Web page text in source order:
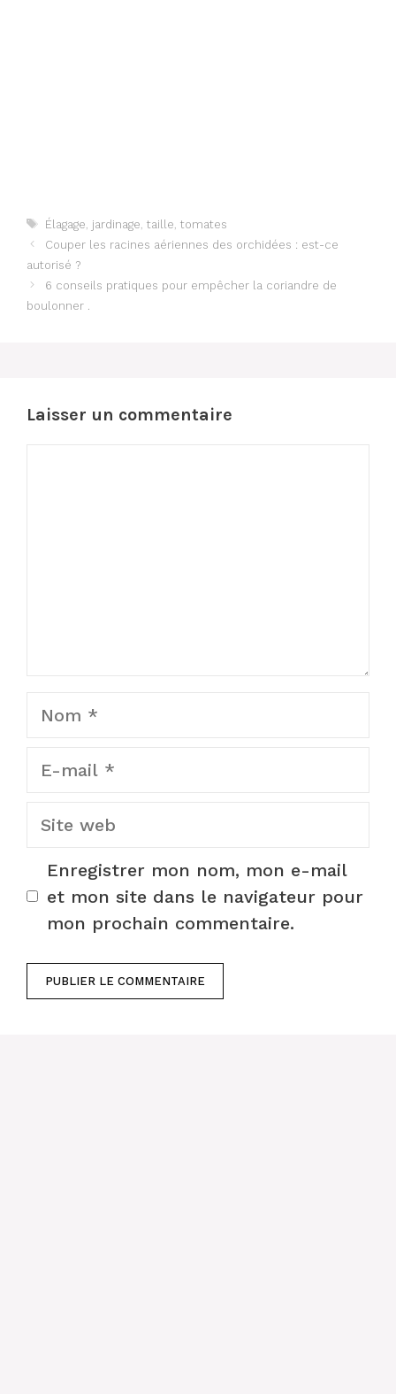
Étiquettes
Élagage jardinage taille tomates
Couper les racines aériennes des orchidées : est-ce
autorisé ?
6 conseils pratiques pour empêcher la coriandre de
boulonner .
Laisser un commentaire
Site
Enregistrer mon nom, mon e-mail
et mon site dans le navigateur pour
mon prochain commentaire.